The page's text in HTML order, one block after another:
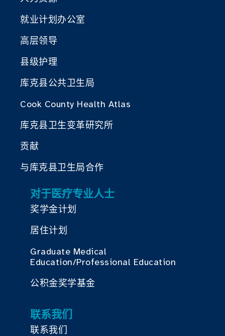
就业计划办公室
高层领导
县级护理
库克县公共卫生局
Cook County Health Atlas
库克县卫生变革研究所
贡献
与库克县卫生局合作
对于医疗专业人士
奖学金计划
居住计划
Graduate Medical
Education/Professional Education
公积金奖学基金
联系我们
联系我们